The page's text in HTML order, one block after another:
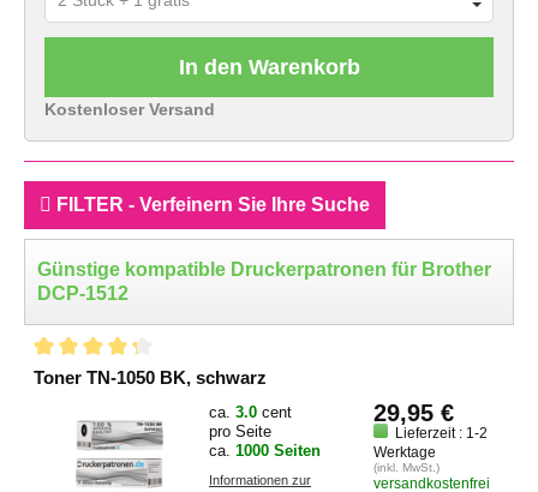
In den Warenkorb
Kostenloser Versand
FILTER - Verfeinern Sie Ihre Suche
Günstige kompatible Druckerpatronen für Brother
DCP-1512
Toner TN-1050 BK, schwarz
ca. 3.0 cent
pro Seite
ca. 1000 Seiten
Informationen zur
29,95 €
Lieferzeit : 1-2
Werktage
(inkl. MwSt.)
versandkostenfrei